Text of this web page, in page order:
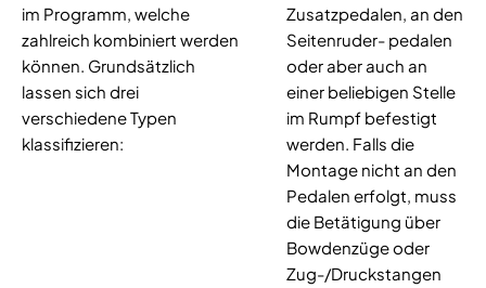
im Programm, welche
zahlreich kombiniert werden
können. Grundsätzlich
lassen sich drei
verschiedene Typen
klassifizieren:
Zusatzpedalen, an den
Seitenruder- pedalen
oder aber auch an
einer beliebigen Stelle
im Rumpf befestigt
werden. Falls die
Montage nicht an den
Pedalen erfolgt, muss
die Betätigung über
Bowdenzüge oder
Zug-/Druckstangen